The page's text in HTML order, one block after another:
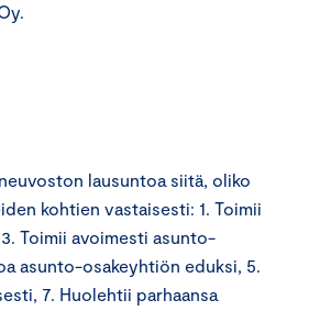
lausuntoa siitä, oliko
kohtien vastaisesti: 1. Toimii
Toimii avoimesti asunto-
asunto-osakeyhtiön eduksi, 5.
7. Huolehtii parhaansa